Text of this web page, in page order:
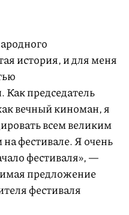
история, и для меня
Как председатель
вечный киноман, я
всем великим
фестивале. Я очень
фестиваля», —
предложение
фестиваля